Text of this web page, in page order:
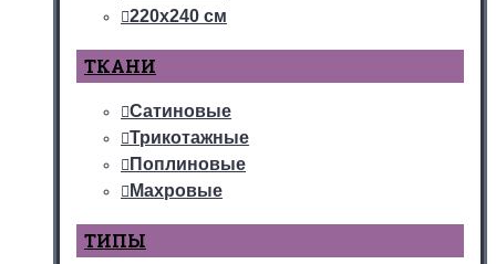
220х240 см
ТКАНИ
Сатиновые
Трикотажные
Поплиновые
Махровые
ТИПЫ